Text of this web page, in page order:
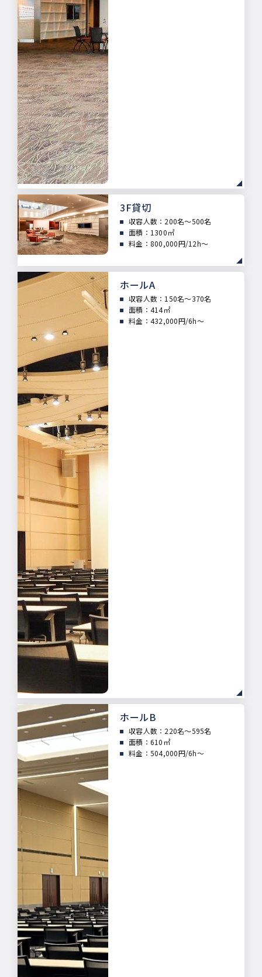
3F貸切
収容人数： 200名～500名
面積： 1300㎡
料金：800,000円/12h～
ホールA
収容人数： 150名～370名
面積： 414㎡
料金：432,000円/6h～
ホールB
収容人数： 220名～595名
面積： 610㎡
料金：504,000円/6h～